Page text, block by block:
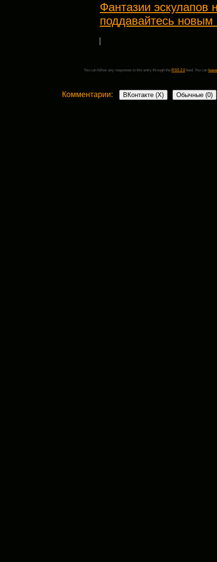
Фантазии эскулапов
поддавайтесь
You can follow any responses to this entry through the RSS 2.0 feed. You can
Комментарии: ВКонтакте (X) Обычные (0)